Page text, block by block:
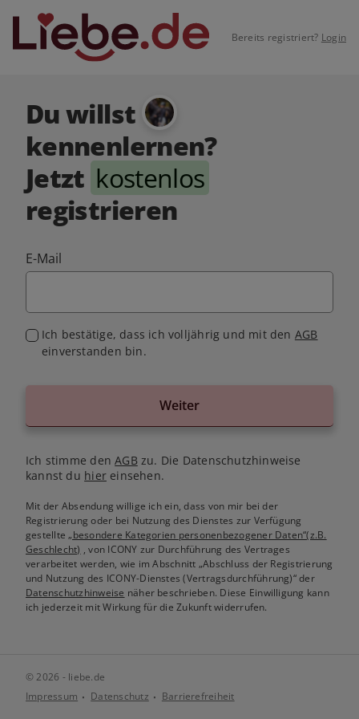
Bereits registriert? Login
Du willst
kennenlernen?
Jetzt kostenlos
registrieren
E-Mail
Ich bestätige, dass ich volljährig und mit den AGB
einverstanden bin.
Weiter
Ich stimme denAGB zu. Die Datenschutzhinweise
kannst du hiereinsehen.
Mit der Absendung willige ich ein, dass von mir bei der
Registrierung oder bei Nutzung des Dienstes zur Verfügung
gestellte„besondere Kategorien personenbezogener Daten“(z.B.
Geschlecht) , von ICONY zur Durchführung des Vertrages
verarbeitet werden, wie im Abschnitt „Abschluss der Registrierung
und Nutzung des ICONY-Dienstes (Vertragsdurchführung)“ der
Datenschutzhinweise näher beschrieben. Diese Einwilligung kann
ich jederzeit mit Wirkung für die Zukunft widerrufen.
© 2026 - liebe.de
Impressum
Datenschutz Barrierefreiheit